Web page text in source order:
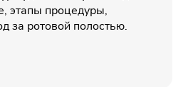
этапы процедуры,
за ротовой полостью.